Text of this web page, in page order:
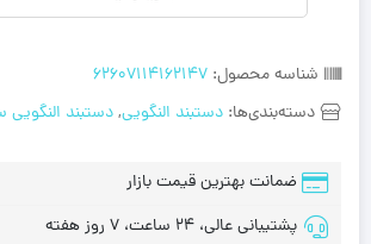
شناسه محصول: 62607114162147
دسته‌بندی‌ها: دستبند النگویی,دستبند النگویی
ضمانت بهترین قیمت بازار
پشتیبانی عالی، 24 ساعت، 7 روز هفته